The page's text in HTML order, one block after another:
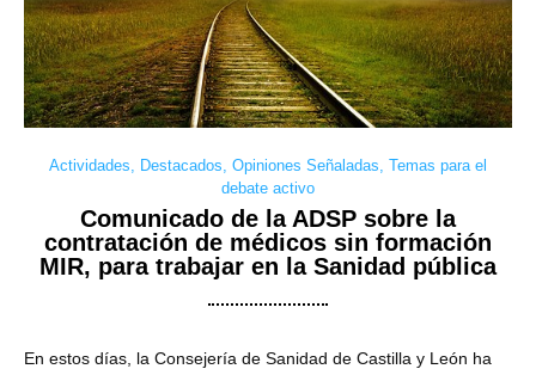
Actividades, Destacados, Opiniones Señaladas, Temas para el
debate activo
Comunicado de la ADSP sobre la
contratación de médicos sin formación
MIR, para trabajar en la Sanidad pública
En estos días, la Consejería de Sanidad de Castilla y León ha